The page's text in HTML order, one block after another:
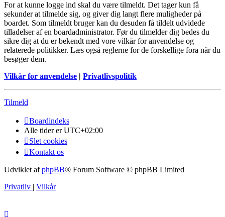
For at kunne logge ind skal du være tilmeldt. Det tager kun få
sekunder at tilmelde sig, og giver dig langt flere muligheder på
boardet. Som tilmeldt bruger kan du desuden få tildelt udvidede
tilladelser af en boardadministrator. Før du tilmelder dig bedes du
sikre dig at du er bekendt med vore vilkår for anvendelse og
relaterede politikker. Læs også reglerne for de forskellige fora når du
besøger dem.
Vilkår for anvendelse | Privatlivspolitik
Tilmeld
Boardindeks
Alle tider erUTC+02:00
Slet cookies
Kontakt os
Udviklet afphpBB® Forum Software © phpBB Limited
Privatliv | Vilkår